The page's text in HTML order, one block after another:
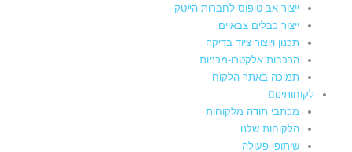
ייצור אב טיפוס לחברות הייטק
ייצור כבלים צבאיים
תכנון וייצור ציוד בדיקה
הרכבות אלקטרו-מכניות
תמיכה באתר הלקוח
לקוחותינו
מכתבי תודה מלקוחות
הלקוחות שלנו
שיתופי פעולה